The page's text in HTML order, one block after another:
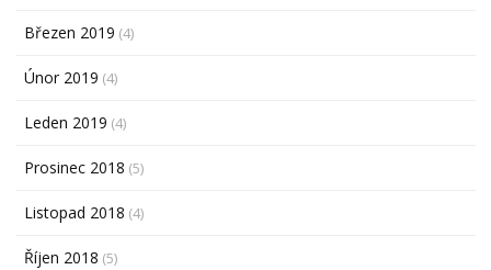
Březen 2019 (4)
Únor 2019 (4)
Leden 2019 (4)
Prosinec 2018 (5)
Listopad 2018 (4)
Říjen 2018 (5)